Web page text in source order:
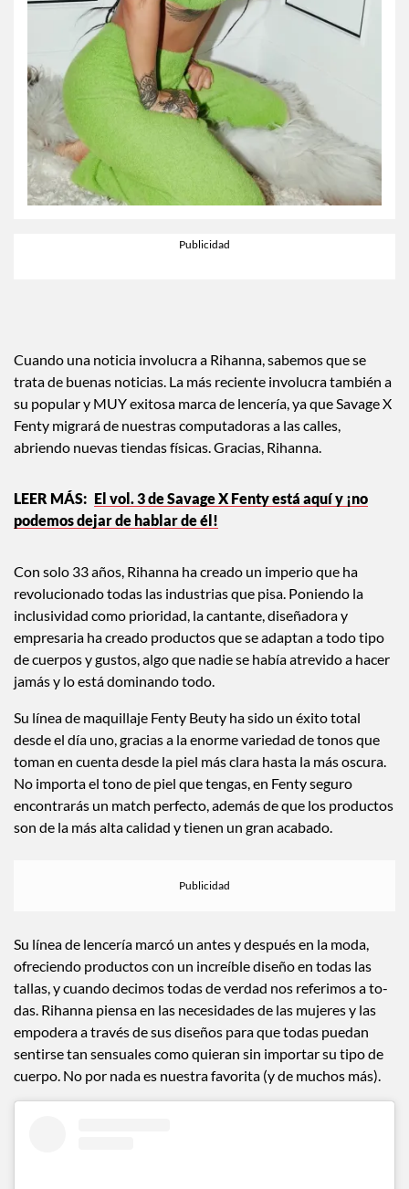
Cuando una noticia involucra a Rihanna, sabemos que se
trata de buenas noticias. La más reciente involucra también a
su popular y MUY exitosa marca de lencería, ya que Savage X
Fenty migrará de nuestras computadoras a las calles,
abriendo nuevas tiendas físicas. Gracias, Rihanna.
El vol. 3 de Savage X Fenty está aquí y ¡no
podemos dejar de hablar de él!
Con solo 33 años, Rihanna ha creado un imperio que ha
revolucionado todas las industrias que pisa. Poniendo la
inclusividad como prioridad, la cantante, diseñadora y
empresaria ha creado productos que se adaptan a todo tipo
de cuerpos y gustos, algo que nadie se había atrevido a hacer
jamás y lo está dominando todo.
Su línea de maquillaje Fenty Beuty ha sido un éxito total
desde el día uno, gracias a la enorme variedad de tonos que
toman en cuenta desde la piel más clara hasta la más oscura.
No importa el tono de piel que tengas, en Fenty seguro
encontrarás un match perfecto, además de que los productos
son de la más alta calidad y tienen un gran acabado.
Su línea de lencería marcó un antes y después en la moda,
ofreciendo productos con un increíble diseño en todas las
tallas, y cuando decimos todas de verdad nos referimos a to-
das. Rihanna piensa en las necesidades de las mujeres y las
empodera a través de sus diseños para que todas puedan
sentirse tan sensuales como quieran sin importar su tipo de
cuerpo. No por nada es nuestra favorita (y de muchos más).